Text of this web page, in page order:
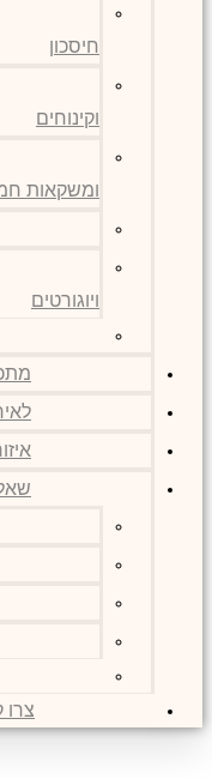
חיסכון
וקינוחים
ומשקאות
ויוגורטים
צרו